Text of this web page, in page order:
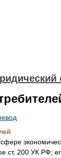
ст. 200 УК РФ;